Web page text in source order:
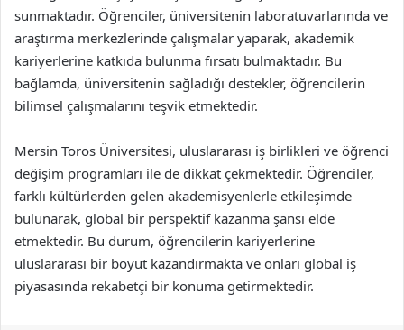
sunmaktadır. Öğrenciler, üniversitenin laboratuvarlarında ve
araştırma merkezlerinde çalışmalar yaparak, akademik
kariyerlerine katkıda bulunma fırsatı bulmaktadır. Bu
bağlamda, üniversitenin sağladığı destekler, öğrencilerin
bilimsel çalışmalarını teşvik etmektedir.
Mersin Toros Üniversitesi, uluslararası iş birlikleri ve öğrenci
değişim programları ile de dikkat çekmektedir. Öğrenciler,
farklı kültürlerden gelen akademisyenlerle etkileşimde
bulunarak, global bir perspektif kazanma şansı elde
etmektedir. Bu durum, öğrencilerin kariyerlerine
uluslararası bir boyut kazandırmakta ve onları global iş
piyasasında rekabetçi bir konuma getirmektedir.